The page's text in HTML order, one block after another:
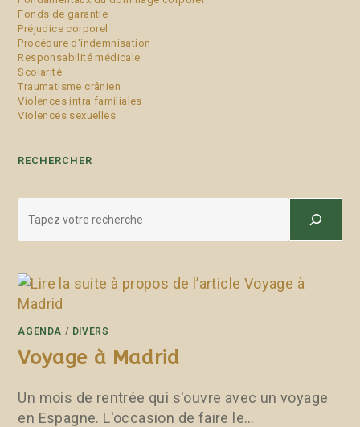
Fonds de garantie
Préjudice corporel
Procédure d'indemnisation
Responsabilité médicale
Scolarité
Traumatisme crânien
Violences intra familiales
Violences sexuelles
RECHERCHER
AGENDA / DIVERS
Voyage à Madrid
Un mois de rentrée qui s'ouvre avec un voyage
en Espagne. L'occasion de faire le…